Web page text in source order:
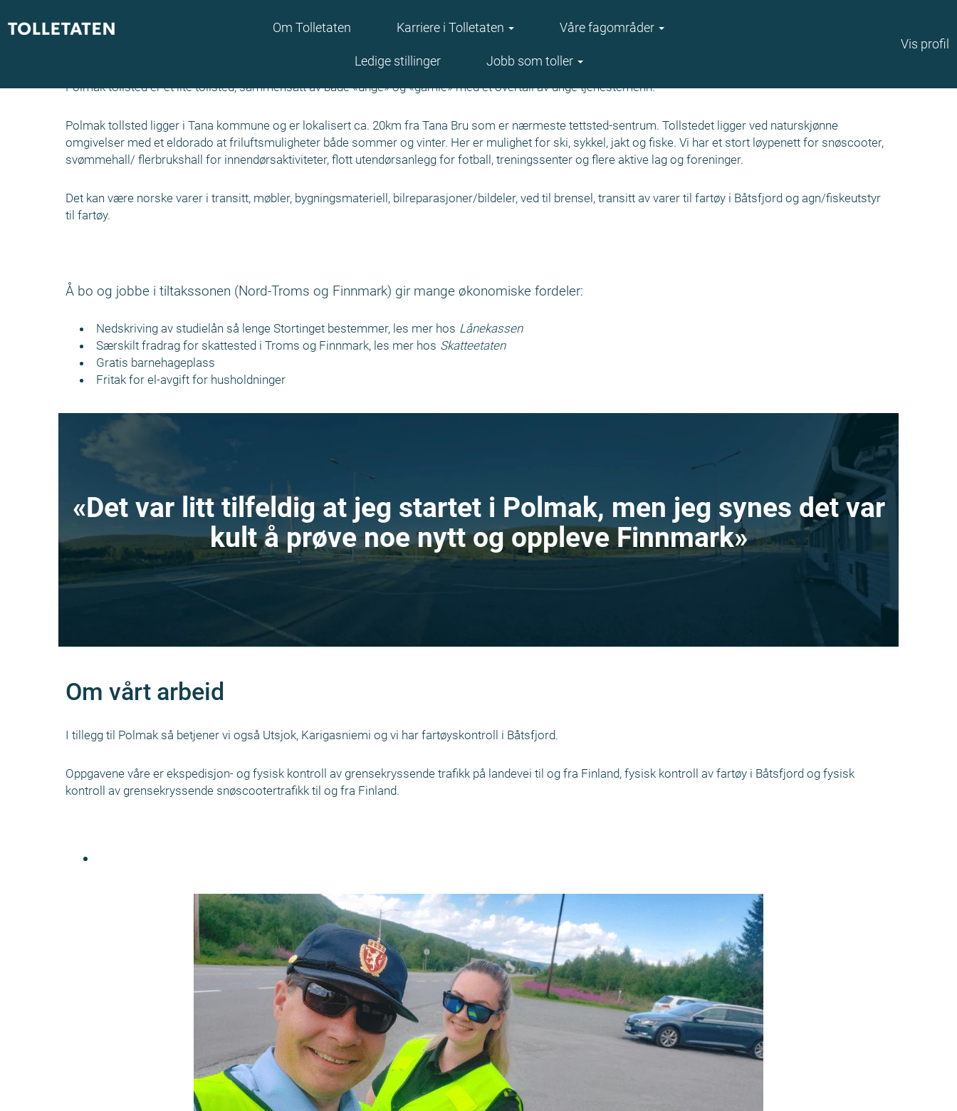
Om Tolletaten Karriere i Tolletaten Våre fagområder
Ledige stillinger Jobb som toller
Vis profil
Polmak tollsted
Polmak tollsted er et lite tollsted, sammensatt av både «unge» og «gamle» med et overtall av unge tjenestemenn.
Polmak tollsted ligger i Tana kommune og er lokalisert ca. 20km fra Tana Bru som er nærmeste tettsted-sentrum. Tollstedet ligger ved naturskjønne
omgivelser med et eldorado at friluftsmuligheter både sommer og vinter. Her er mulighet for ski, sykkel, jakt og fiske. Vi har et stort løypenett for snøscooter,
svømmehall/ flerbrukshall for innendørsaktiviteter, flott utendørsanlegg for fotball, treningssenter og flere aktive lag og foreninger.
Det kan være norske varer i transitt, møbler, bygningsmateriell, bilreparasjoner/bildeler, ved til brensel, transitt av varer til fartøy i Båtsfjord og agn/fiskeutstyr
til fartøy.
Å bo og jobbe i tiltakssonen (Nord-Troms og Finnmark) gir mange økonomiske fordeler:
Nedskriving av studielån så lenge Stortinget bestemmer, les mer hos Lånekassen
Særskilt fradrag for skattested i Troms og Finnmark, les mer hos Skatteetaten
Gratis barnehageplass
Fritak for el-avgift for husholdninger
«Det var litt tilfeldig at jeg startet i Polmak, men jeg synes det var
kult å prøve noe nytt og oppleve Finnmark»
Om vårt arbeid
I tillegg til Polmak så betjener vi også Utsjok, Karigasniemi og vi har fartøyskontroll i Båtsfjord.
Oppgavene våre er ekspedisjon- og fysisk kontroll av grensekryssende trafikk på landevei til og fra Finland, fysisk kontroll av fartøy i Båtsfjord og fysisk
kontroll av grensekryssende snøscootertrafikk til og fra Finland.